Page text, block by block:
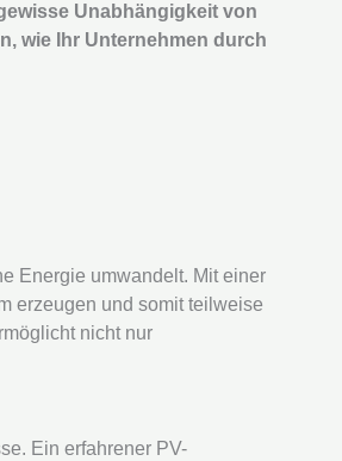
Unabhängigkeit von
wie Ihr Unternehmen durch
Energie umwandelt. Mit einer
erzeugen und somit teilweise
nicht nur
Ein erfahrener PV-